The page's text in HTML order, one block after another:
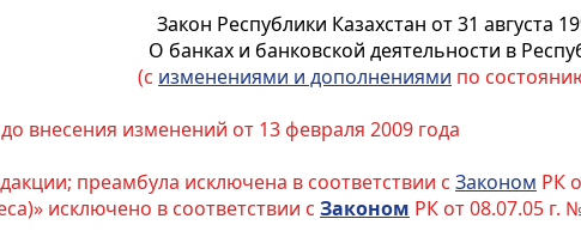
Закон Республики Казахстан от 31 августа
О банках и банковской деятельности в
(с изменениями и дополнениями по
внесения изменений от 13 февраля 2009 года
преамбула исключена в соответствии с Законом РК
исключено в соответствии с Законом РК от 08.07.05 г.